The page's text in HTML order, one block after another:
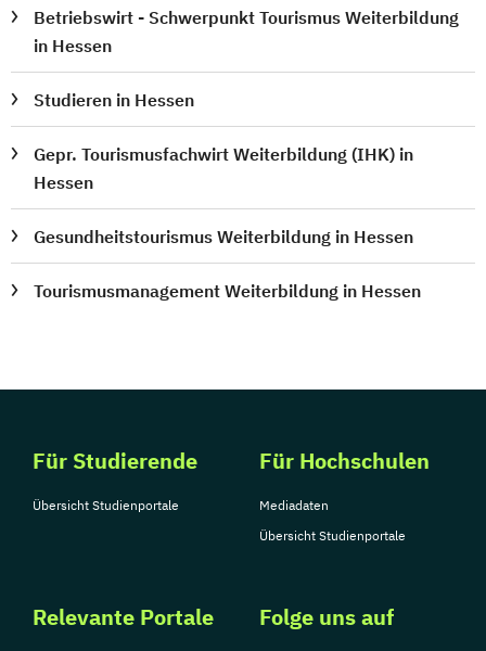
Betriebswirt - Schwerpunkt Tourismus Weiterbildung
in Hessen
Studieren in Hessen
Gepr. Tourismusfachwirt Weiterbildung (IHK) in
Hessen
Gesundheitstourismus Weiterbildung in Hessen
Tourismusmanagement Weiterbildung in Hessen
Für Studierende
Übersicht Studienportale
Für Hochschulen
Mediadaten
Übersicht Studienportale
Relevante Portale Folge uns auf